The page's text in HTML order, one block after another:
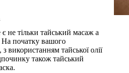
не тільки тайський масаж а
На початку вашого
використанням тайської олії
також тайський